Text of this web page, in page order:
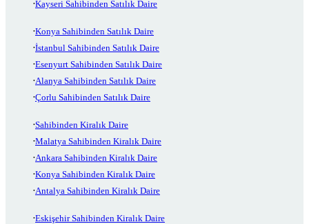
Kayseri Sahibinden Satılık Daire
Konya Sahibinden Satılık Daire
İstanbul Sahibinden Satılık Daire
Esenyurt Sahibinden Satılık Daire
Alanya Sahibinden Satılık Daire
Çorlu Sahibinden Satılık Daire
Sahibinden Kiralık Daire
Malatya Sahibinden Kiralık Daire
Ankara Sahibinden Kiralık Daire
Konya Sahibinden Kiralık Daire
Antalya Sahibinden Kiralık Daire
Eskişehir Sahibinden Kiralık Daire